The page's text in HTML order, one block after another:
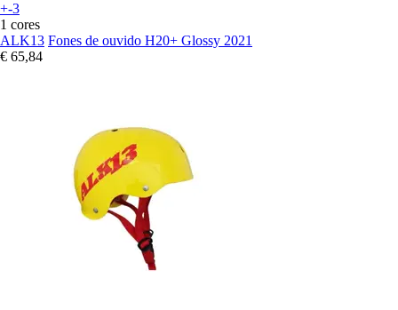
+-3
1 cores
ALK13 Fones de ouvido H20+ Glossy 2021
€ 65,84